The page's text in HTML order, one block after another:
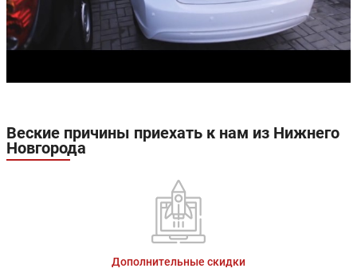
Веские причины приехать к нам из Нижнего
Новгорода
Дополнительные скидки